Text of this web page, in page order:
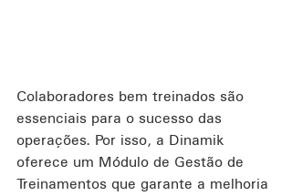
Colaboradores bem treinados são
essenciais para o sucesso das
operações. Por isso, a Dinamik
oferece um Módulo de Gestão de
Treinamentos que garante a melhoria